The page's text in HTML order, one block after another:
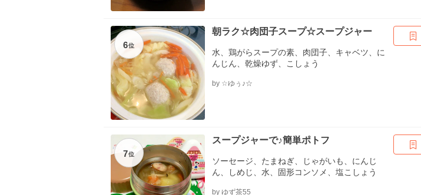
6位
朝ラク☆肉団子スープ☆スープジャー
水、鶏がらスープの素、肉団子、キャベツ、に
んじん、乾燥ゆず、こしょう
by ☆ゆぅ♪☆
7位
スープジャーで♪簡単ポトフ
ソーセージ、たまねぎ、じゃがいも、にんじ
ん、しめじ、水、固形コンソメ、塩こしょう
by ゆず茶55